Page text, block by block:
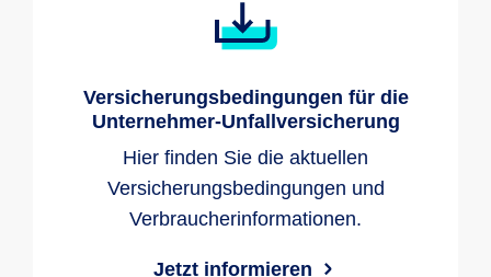
Versicherungsbedingungen für die
Unternehmer-Unfallversicherung
Hier finden Sie die aktuellen
Versicherungsbedingungen und
Verbraucherinformationen.
Jetzt informieren